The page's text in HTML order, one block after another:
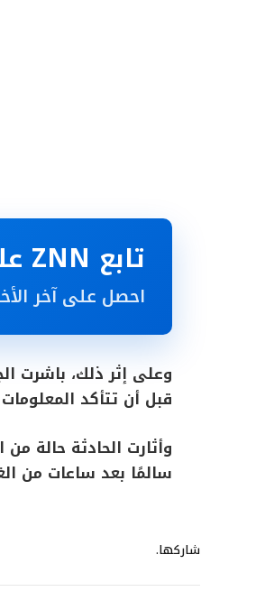
تابع ZNN على تيليغرام
احصل على آخر
وعلى إثر ذلك، باشرت
قبل أن تتأكد
وأثارت الحادثة حالة
سالمًا بعد ساعات من
شاركها.